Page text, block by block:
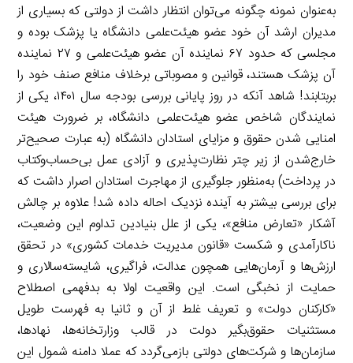
به‌عنوان نمونه چگونه می‌توان انتظار داشت از دولتی که بسیاری از
مدیران ارشد آن خود عضو هیئت‌علمی دانشگاه یا پزشک بوده و
مجلسی که حدود ۶۷ نماینده آن عضو هیئت‌علمی و ۲۷ نماینده
آن پزشک هستند، قوانین و مصوباتی برخلاف منافع صنف خود را
بربتابند! شاهد آنکه در روز پایانی بررسی بودجه سال ۱۴۰۱، یکی از
نمایندگان شاخص عضو هیئت‌علمی دانشگاه، بر ضرورت هیئت
امنایی شدن حقوق و مزایای استادان دانشگاه (به عبارت صحیح‌تر
خارج‌شدن از زیر چتر نظارت‌پذیری و آزادی عمل بی‌حساب‌وکتاب
در پرداخت) به‌منظور جلوگیری از مهاجرت استادان اصرار داشت که
برای بررسی بیشتر به آینده نزدیک احاله داده شد! علاوه بر چالش
آشکار «تعارض منافع»، یکی از علل بنیادین تداوم این وضعیت،
ناکارآمدی و شکست «قانون مدیریت خدمات کشوری» در تحقق
ارزش‌ها و آرمان‌هایی همچون عدالت، فراگیری، شایسته‌سالاری و
حمایت از نخبگی است. این واقعیت اولا به بدفهمی اصطلاح
«کارکنان دولت» و تعریف غلط از آن و ثانیا به فهرست طویل
مستثنیات حقوق‌بگیر دولت در قالب وزارتخانه‌ها، نهادها،
سازمان‌ها و شرکت‌های دولتی بازمی‌گردد که عملا دامنه شمول این